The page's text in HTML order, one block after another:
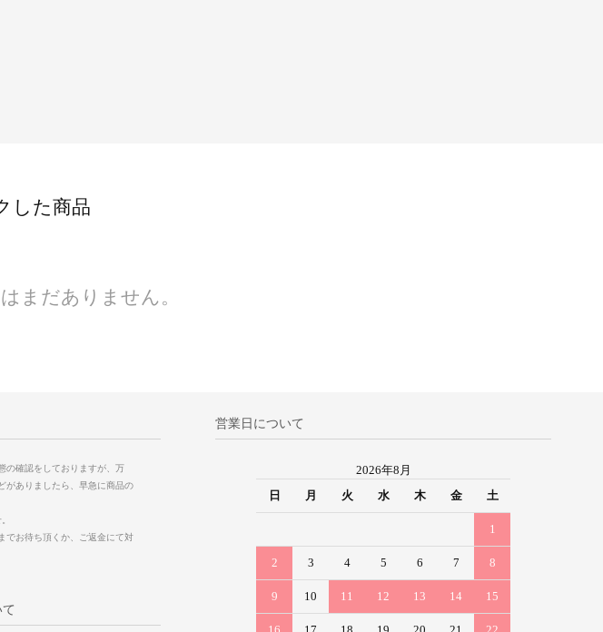
した商品
まだありません。
の確認をしておりますが、万
がありましたら、早急に商品の
でお待ち頂くか、ご返金にて対
営業日について
2026年8月
日
月 火 水 木 金 土
1
2 3 4 5 6 7 8
9 10 11 12 13 14 15